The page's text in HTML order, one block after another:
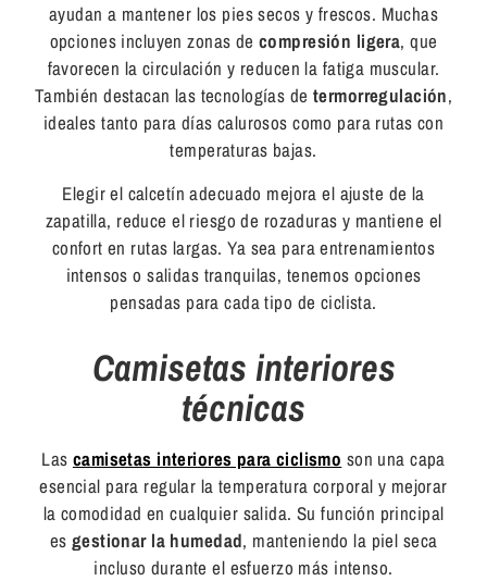
ayudan a mantener los pies secos y frescos. Muchas
opciones incluyen zonas decompresión ligera, que
favorecen la circulación y reducen la fatiga muscular.
También destacan las tecnologías determorregulación,
ideales tanto para días calurosos como para rutas con
temperaturas bajas.
Elegir el calcetín adecuado mejora el ajuste de la
zapatilla, reduce el riesgo de rozaduras y mantiene el
confort en rutas largas. Ya sea para entrenamientos
intensos o salidas tranquilas, tenemos opciones
pensadas para cada tipo de ciclista.
Camisetas interiores
técnicas
Las camisetas interiores para ciclismo son una capa
esencial para regular la temperatura corporal y mejorar
la comodidad en cualquier salida. Su función principal
es gestionar la humedad, manteniendo la piel seca
incluso durante el esfuerzo más intenso.